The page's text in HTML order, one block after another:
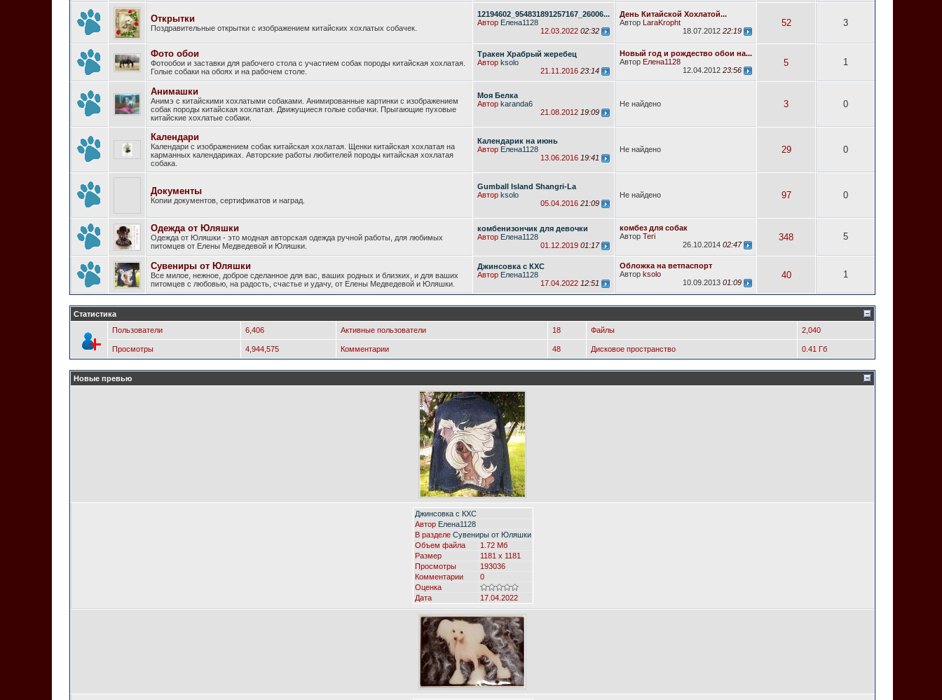
Открытки
Поздравительные открытки с изображением китайских хохлатых собачек.
12194602_954831891257167_26006...
Автор Елена1128
12.03.2022 02:32
День Китайской Хохлатой...
Автор LaraKropht
18.07.2012 22:19
52 3
Фото обои
Фотообои и заставки для рабочего стола с участием собак породы китайская хохлатая.
Голые собаки на обоях и на рабочем столе.
Тракен Храбрый жеребец
Автор ksolo
21.11.2016 23:14
Новый год и рождество обои на...
Автор Елена1128
12.04.2012 23:56
5 1
Анимашки
Анимэ с китайскими хохлатыми собаками. Анимированные картинки с изображением
собак породы китайская хохлатая. Движущиеся голые собачки. Прыгающие пуховые
китайские хохлатые собаки.
Моя Белка
Автор karanda6
21.08.2012 19:09
Не найдено 3 0
Календари
Календари с изображением собак китайская хохлатая. Щенки китайская хохлатая на
карманных календариках. Авторские работы любителей породы китайская хохлатая
собака.
Календарик на июнь
Автор Елена1128
13.06.2016 19:41
Не найдено 29 0
Документы
Копии документов, сертификатов и наград.
Gumball Island Shangri-La
Автор ksolo
05.04.2016 21:09
Не найдено 97 0
Одежда от Юляшки
Одежда от Юляшки - это модная авторская одежда ручной работы, для любимых
питомцев от Елены Медведевой и Юляшки.
комбенизончик для девочки
Автор Елена1128
01.12.2019 01:17
комбез для собак
Автор Teri
26.10.2014 02:47
348 5
Сувениры от Юляшки
Все милое, нежное, доброе сделанное для вас, ваших родных и близких, и для ваших
питомцев с любовью, на радость, счастье и удачу, от Елены Медведевой и Юляшки.
Джинсовка с КХС
Автор Елена1128
17.04.2022 12:51
Обложка на ветпаспорт
Автор ksolo
10.09.2013 01:09
40 1
Статистика
Пользователи
6,406 Активные пользователи 18 Файлы 2,040
Просмотры 4,944,575 Комментарии 48 Дисковое пространство 0.41 Гб
Новые превью
Джинсовка с КХС
Автор Елена1128
В разделе Сувениры от Юляшки
Объем файла
1.72 Мб
Размер
1181 x 1181
Просмотры
193036
Комментарии
0
Оценка
Дата
17.04.2022